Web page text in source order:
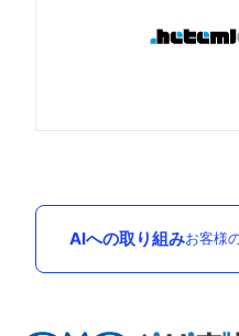
AIへの取り組みお客様